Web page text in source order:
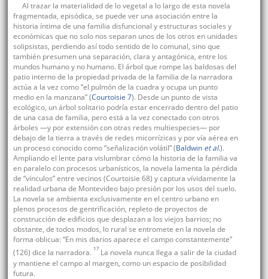
Al trazar la materialidad de lo vegetal a lo largo de esta novela
fragmentada, episódica, se puede ver una asociación entre la
historia íntima de una familia disfuncional y estructuras sociales y
económicas que no solo nos separan unos de los otros en unidades
solipsistas, perdiendo así todo sentido de lo comunal, sino que
también presumen una separación, clara y antagónica, entre los
mundos humano y no humano. El árbol que rompe las baldosas del
patio interno de la propiedad privada de la familia de la narradora
actúa a la vez como “el pulmón de la cuadra y ocupa un punto
medio en la manzana” (Courtoisie 7). Desde un punto de vista
ecológico, un árbol solitario podría estar encerrado dentro del patio
de una casa de familia, pero está a la vez conectado con otros
árboles —y por extensión con otras redes multiespecies— por
debajo de la tierra a través de redes micorrízicas y por vía aérea en
un proceso conocido como “señalización volátil” (Baldwin et al.).
Ampliando el lente para vislumbrar cómo la historia de la familia va
en paralelo con procesos urbanísticos, la novela lamenta la pérdida
de “vínculos” entre vecinos (Courtoisie 68) y captura vívidamente la
realidad urbana de Montevideo bajo presión por los usos del suelo.
La novela se ambienta exclusivamente en el centro urbano en
plenos procesos de gentrificación, repleto de proyectos de
construcción de edificios que desplazan a los viejos barrios; no
obstante, de todos modos, lo rural se entromete en la novela de
forma oblicua: “En mis diarios aparece el campo constantemente”
(126) dice la narradora. 17 La novela nunca llega a salir de la ciudad
y mantiene el campo al margen, como un espacio de posibilidad
futura.